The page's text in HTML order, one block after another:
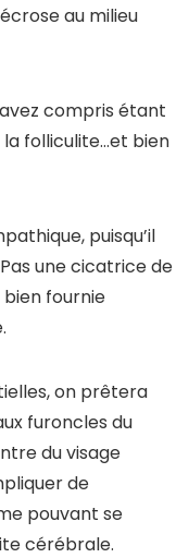
au milieu
compris étant
la folliculite…et bien
puisqu’il
une cicatrice de
fournie
on prêtera
furoncles du
du visage
de
pouvant se
cérébrale.